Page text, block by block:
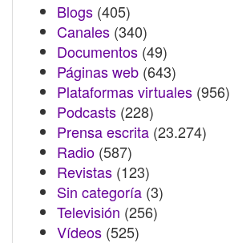
Blogs (405)
Canales (340)
Documentos (49)
Páginas web (643)
Plataformas virtuales (956)
Podcasts (228)
Prensa escrita (23.274)
Radio (587)
Revistas (123)
Sin categoría (3)
Televisión (256)
Vídeos (525)